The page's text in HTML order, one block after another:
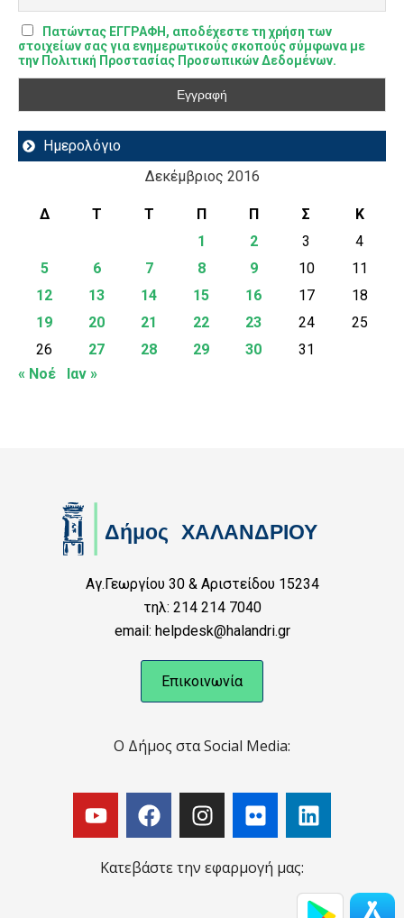
Πατώντας ΕΓΓΡΑΦΗ, αποδέχεστε τη χρήση των
στοιχείων σας για ενημερωτικούς σκοπούς σύμφωνα με
την Πολιτική Προστασίας Προσωπικών Δεδομένων.
Ημερολόγιο
Δεκέμβριος 2016
Δ Τ Τ Π Π Σ
Κ
1
2 3
4
5
6 7 8 9 10
11
12
13 14 15 16 17
18
19
20 21 22 23 24
25
26
27 28 29 30
31
« Νοέ
Ιαν »
Αγ.Γεωργίου 30 & Αριστείδου 15234
τηλ: 214 214 7040
email: helpdesk@halandri.gr
Επικοινωνία
Ο Δήμος στα Social Media:
Κατεβάστε την εφαρμογή μας: